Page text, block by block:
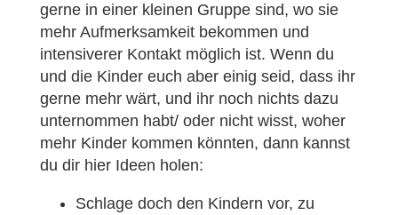
gerne in einer kleinen Gruppe sind, wo sie
mehr Aufmerksamkeit bekommen und
intensiverer Kontakt möglich ist. Wenn du
und die Kinder euch aber einig seid, dass ihr
gerne mehr wärt, und ihr noch nichts dazu
unternommen habt/ oder nicht wisst, woher
mehr Kinder kommen könnten, dann kannst
du dir hier Ideen holen:
Schlage doch den Kindern vor, zu